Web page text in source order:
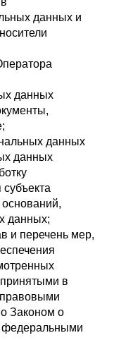
данных и
данных
данных
данных
данных;
и перечень мер,
в
Законом о
федеральными